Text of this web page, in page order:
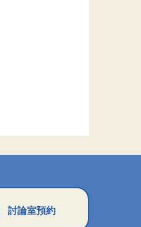
討論室預約